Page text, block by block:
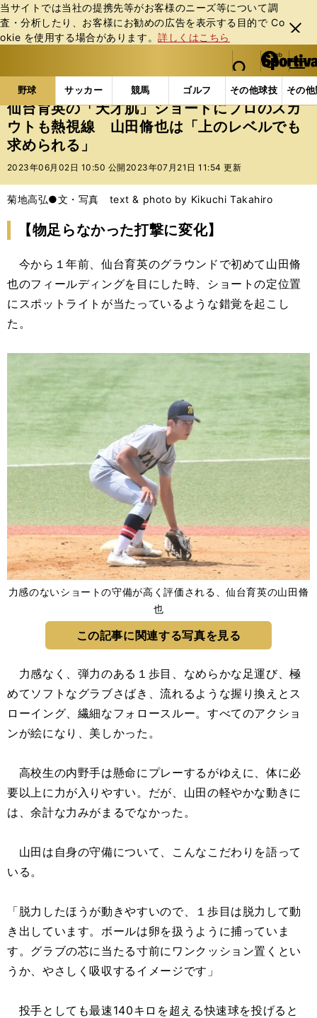
当サイトでは当社の提携先等がお客様のニーズ等について調
査・分析したり、お客様にお勧めの広告を表⽰する⽬的で Co
okie を使⽤する場合があります。詳しくはこちら
閉じ
る
web Sportiva (webスポルティーバ)
検索
マイペ
ー
ジ
メニュ
野球 サッカー 競馬 ゴルフ その他球技 その
b
ス
ポ
ル
テ
ー
バ
野球の記事一覧 高校野球他 仙台育英の「天才肌」
仙台育英の「天才肌」ショートにプロのスカ
ウトも熱視線 山田脩也は「上のレベルでも
求められる」
2023年06月02日 10:50 公開 2023年07月21日 11:54 更新
菊地高弘●文・写真 text & photo by Kikuchi Takahiro
【物足らなかった打撃に変化】
今から１年前、仙台育英のグラウンドで初めて山田脩
也のフィールディングを目にした時、ショートの定位置
にスポットライトが当たっているような錯覚を起こし
た。
力感のないショートの守備が高く評価される、仙台育英の山田脩
也
この記事に関連する写真を見る
力感なく、弾力のある１歩目、なめらかな足運び、極
めてソフトなグラブさばき、流れるような握り換えとス
ローイング、繊細なフォロースルー。すべてのアクショ
ンが絵になり、美しかった。
高校生の内野手は懸命にプレーするがゆえに、体に必
要以上に力が入りやすい。だが、山田の軽やかな動きに
は、余計な力みがまるでなかった。
山田は自身の守備について、こんなこだわりを語って
いる。
「脱力したほうが動きやすいので、１歩目は脱力して動
き出しています。ボールは卵を扱うように捕っていま
す。グラブの芯に当たる寸前にワンクッション置くとい
うか、やさしく吸収するイメージです」
投手としても最速140キロを超える快速球を投げると